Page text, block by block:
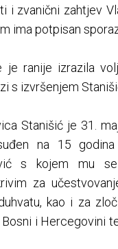
i zvanični zahtjev
ima potpisan
je ranije izrazila
s izvršenjem
Stanišić je 31.
na 15
s kojem mu
za
kao i za
i Hercegovini